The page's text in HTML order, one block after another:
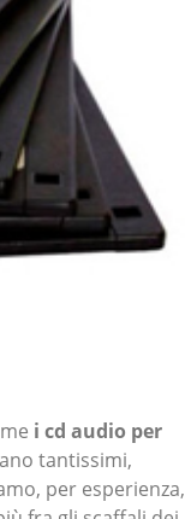
i cd audio per
tantissimi,
per esperienza,